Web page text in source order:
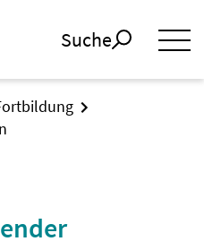
Suche